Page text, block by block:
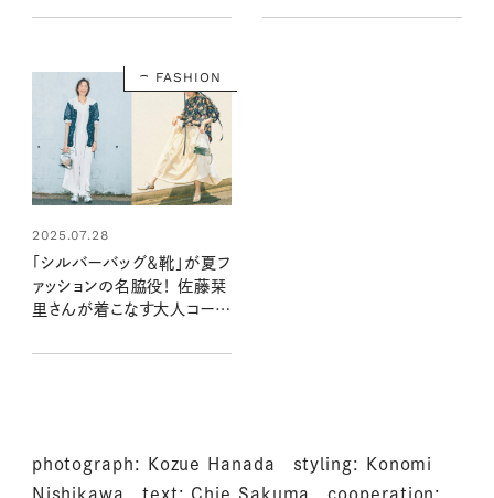
FASHION
2025.07.28
「シルバーバッグ＆靴」が夏フ
ァッションの名脇役！ 佐藤栞
里さんが着こなす大人コーデ
photograph: Kozue Hanada styling: Konomi
Nishikawa text: Chie Sakuma cooperation: